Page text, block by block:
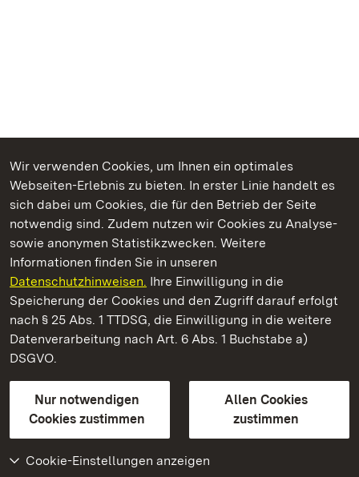
Wir verwenden Cookies, um Ihnen ein optimales
Webseiten-Erlebnis zu bieten. In erster Linie handelt es
sich dabei um Cookies, die für den Betrieb der Seite
notwendig sind. Zudem nutzen wir Cookies zu Analyse-
sowie anonymen Statistikzwecken. Weitere
Informationen finden Sie in unseren
Datenschutzhinweisen. Ihre Einwilligung in die
Speicherung der Cookies und den Zugriff darauf erfolgt
nach § 25 Abs. 1 TTDSG, die Einwilligung in die weitere
Datenverarbeitung nach Art. 6 Abs. 1 Buchstabe a)
DSGVO.
Nur notwendigen
Cookies zustimmen
Allen Cookies
zustimmen
Cookie-Einstellungen anzeigen
Kommen. Staunen. Genießen.
Kloster Lorch
Staatliche Schlösser und Gärten Baden-Württemberg
Kontakt
GebärdenspracheLeichte Sprache
Erklärung zur Barrierefreiheit
BITV-konform (geprüfte Seiten)
Weiteres